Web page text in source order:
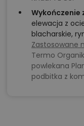
Wykończenie
elewacja z
blacharskie,
Zastosowane
Termo
powlekana
podbitka z